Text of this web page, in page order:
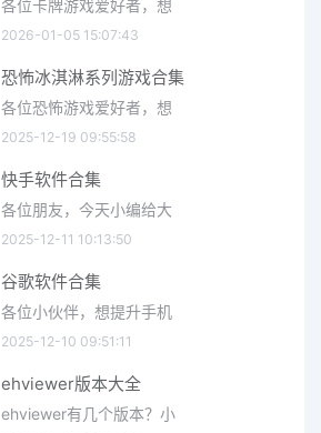
各位卡牌游戏爱好者，想
2026-01-05 15:07:43
恐怖冰淇淋系列游戏合集
各位恐怖游戏爱好者，想
2025-12-19 09:55:58
快手软件合集
各位朋友，今天小编给大
2025-12-11 10:13:50
谷歌软件合集
各位小伙伴，想提升手机
2025-12-10 09:51:11
ehviewer版本大全
ehviewer有几个版本？小